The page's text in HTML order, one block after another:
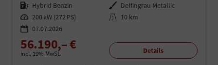
Kraftstoff Hybrid Benzin Außenfarbe Delfingrau Metallic
Leistung 200 kW (272 PS) Kilometerstand 10 km
07.07.2026
56.190,– €
incl. 19% MwSt. Details